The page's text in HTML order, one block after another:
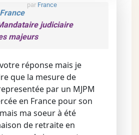
par France
France
judiciaire
majeurs
réponse mais je
que la mesure de
par un MJPM
en France pour son
ma soeur à été
de retraite en